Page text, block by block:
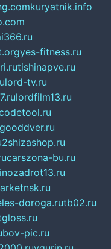
kuryatnik.info
yes-fitness.ru
tishinapve.ru
lord-tv.ru
lordfilm13.ru
gooddver.ru
2shizashop.ru
carszona-bu.ru
doroga.rutb02.ru
pic.ru